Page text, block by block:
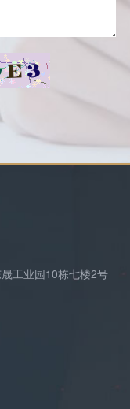
工业园10栋七楼2号